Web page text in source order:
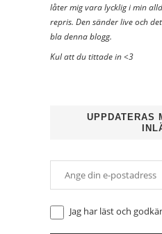
låter mig vara lycklig i min
repris. Den sänder live och
bla denna blogg.
Kul att du tittade in <3
UPPDATERAS
Jag har läst och